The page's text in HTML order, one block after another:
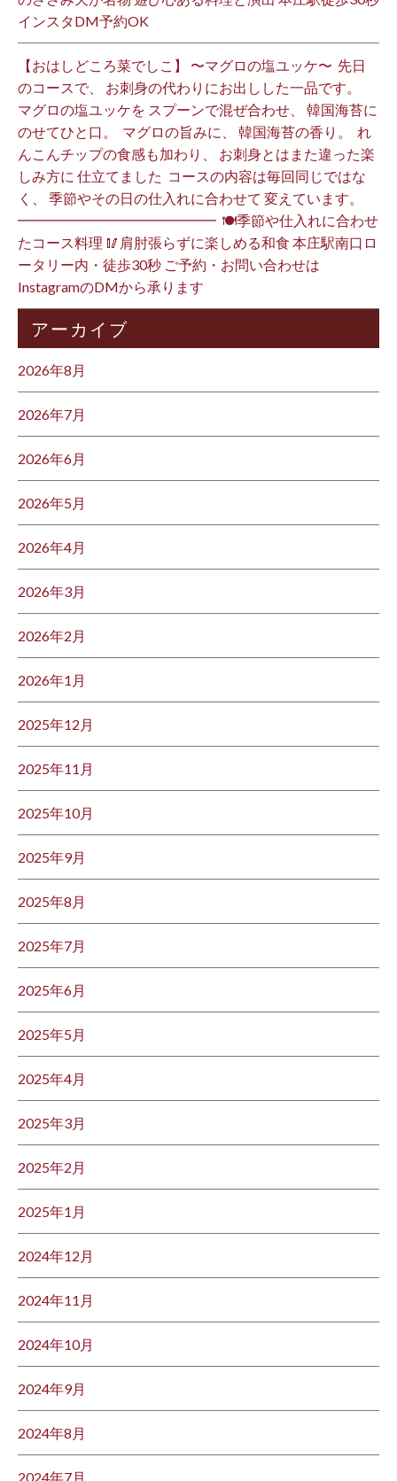
インスタDM予約OK ⁡
【おはしどころ菜でしこ】 〜マグロの塩ユッケ〜 ⁡ 先日
のコースで、 お刺身の代わりにお出しした一品です。 ⁡
マグロの塩ユッケを スプーンで混ぜ合わせ、 韓国海苔に
のせてひと口。 ⁡ マグロの旨みに、 韓国海苔の香り。 ⁡ れ
んこんチップの食感も加わり、 お刺身とはまた違った楽
しみ方に 仕立てました️ ⁡ コースの内容は毎回同じではな
く、 季節やその日の仕入れに合わせて 変えています。 ⁡
━━━━━━━━━━━━━━ ⁡ 🍽季節や仕入れに合わせ
たコース料理 🥢肩肘張らずに楽しめる和食 本庄駅南口ロ
ータリー内・徒歩30秒 ご予約・お問い合わせは
InstagramのDMから承ります ⁡
アーカイブ
2026年8月
2026年7月
2026年6月
2026年5月
2026年4月
2026年3月
2026年2月
2026年1月
2025年12月
2025年11月
2025年10月
2025年9月
2025年8月
2025年7月
2025年6月
2025年5月
2025年4月
2025年3月
2025年2月
2025年1月
2024年12月
2024年11月
2024年10月
2024年9月
2024年8月
2024年7月